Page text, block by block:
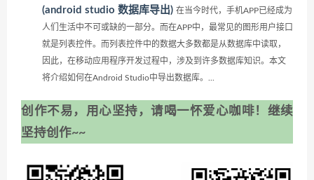
(android studio 数据库导出) 在当今时代，手机APP已经成为
人们生活中不可或缺的一部分。而在APP中，最常见的图形用户接口
就是列表控件。而列表控件中的数据大多数都是从数据库中读取，
因此，在移动应用程序开发过程中，涉及到许多数据库知识。本文
将介绍如何在Android Studio中导出数据库。...
创作不易，用心坚持，请喝一怀爱心咖啡！继续
坚持创作~~